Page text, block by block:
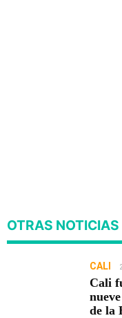
OTRAS NOTICIAS
CALI
Cali
de la